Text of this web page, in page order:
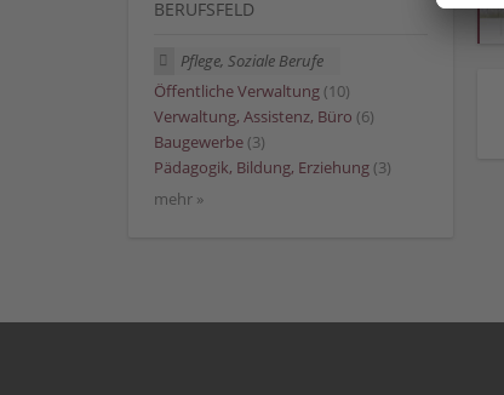
BERUFSFELD
Pflege, Soziale Berufe
Öffentliche Verwaltung (10)
Verwaltung, Assistenz, Büro (6)
Baugewerbe (3)
Pädagogik, Bildung, Erziehung (3)
mehr »